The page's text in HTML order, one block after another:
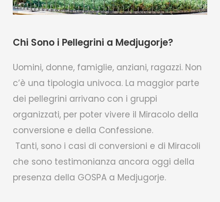
Chi Sono i Pellegrini a Medjugorje?
Uomini, donne, famiglie, anziani, ragazzi. Non
c’è una tipologia univoca. La maggior parte
dei pellegrini arrivano con i gruppi
organizzati, per poter vivere il Miracolo della
conversione e della Confessione.
Tanti, sono i casi di conversioni e di Miracoli
che sono testimonianza ancora oggi della
presenza della GOSPA a Medjugorje.